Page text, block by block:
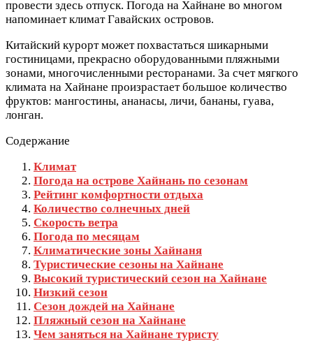
провести здесь отпуск. Погода на Хайнане во многом
напоминает климат Гавайских островов.
Китайский курорт может похвастаться шикарными
гостиницами, прекрасно оборудованными пляжными
зонами, многочисленными ресторанами. За счет мягкого
климата на Хайнане произрастает большое количество
фруктов: мангостины, ананасы, личи, бананы, гуава,
лонган.
Содержание
Климат
Погода на острове Хайнань по сезонам
Рейтинг комфортности отдыха
Количество солнечных дней
Скорость ветра
Погода по месяцам
Климатические зоны Хайнаня
Туристические сезоны на Хайнане
Высокий туристический сезон на Хайнане
Низкий сезон
Сезон дождей на Хайнане
Пляжный сезон на Хайнане
Чем заняться на Хайнане туристу